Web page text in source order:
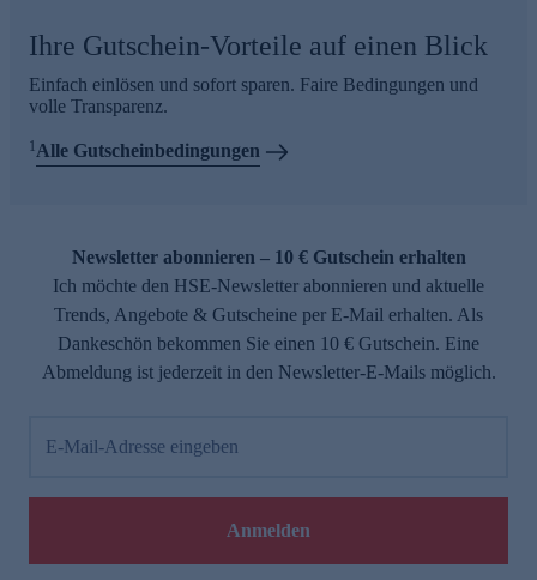
Ihre Gutschein-Vorteile auf einen Blick
Einfach einlösen und sofort sparen. Faire Bedingungen und
volle Transparenz.
1Alle Gutscheinbedingungen
Newsletter abonnieren – 10 € Gutschein erhalten
Ich möchte den HSE-Newsletter abonnieren und aktuelle
Trends, Angebote & Gutscheine per E-Mail erhalten. Als
Dankeschön bekommen Sie einen 10 € Gutschein. Eine
Abmeldung ist jederzeit in den Newsletter-E-Mails möglich.
E-Mail-Adresse eingeben
Anmelden